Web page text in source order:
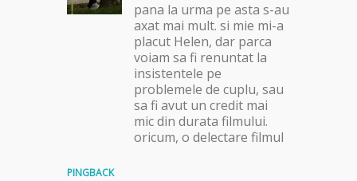
pana la urma pe asta s-au
axat mai mult. si mie mi-a
placut Helen, dar parca
voiam sa fi renuntat la
insistentele pe
problemele de cuplu, sau
sa fi avut un credit mai
mic din durata filmului.
oricum, o delectare filmul
PINGBACK